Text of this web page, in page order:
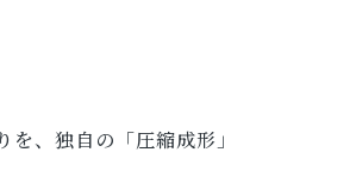
、独自の「圧縮成形」